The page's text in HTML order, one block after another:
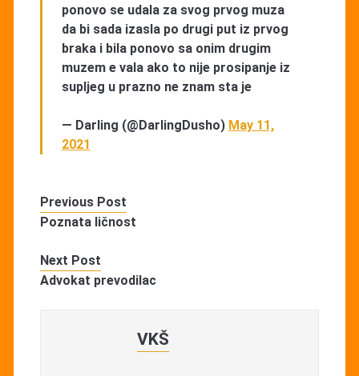
ponovo se udala za svog prvog muza
da bi sada izasla po drugi put iz prvog
braka i bila ponovo sa onim drugim
muzem e vala ako to nije prosipanje iz
supljeg u prazno ne znam sta je
— Darling (@DarlingDusho) May 11,
2021
Previous Post
Poznata ličnost
Next Post
Advokat prevodilac
VKŠ